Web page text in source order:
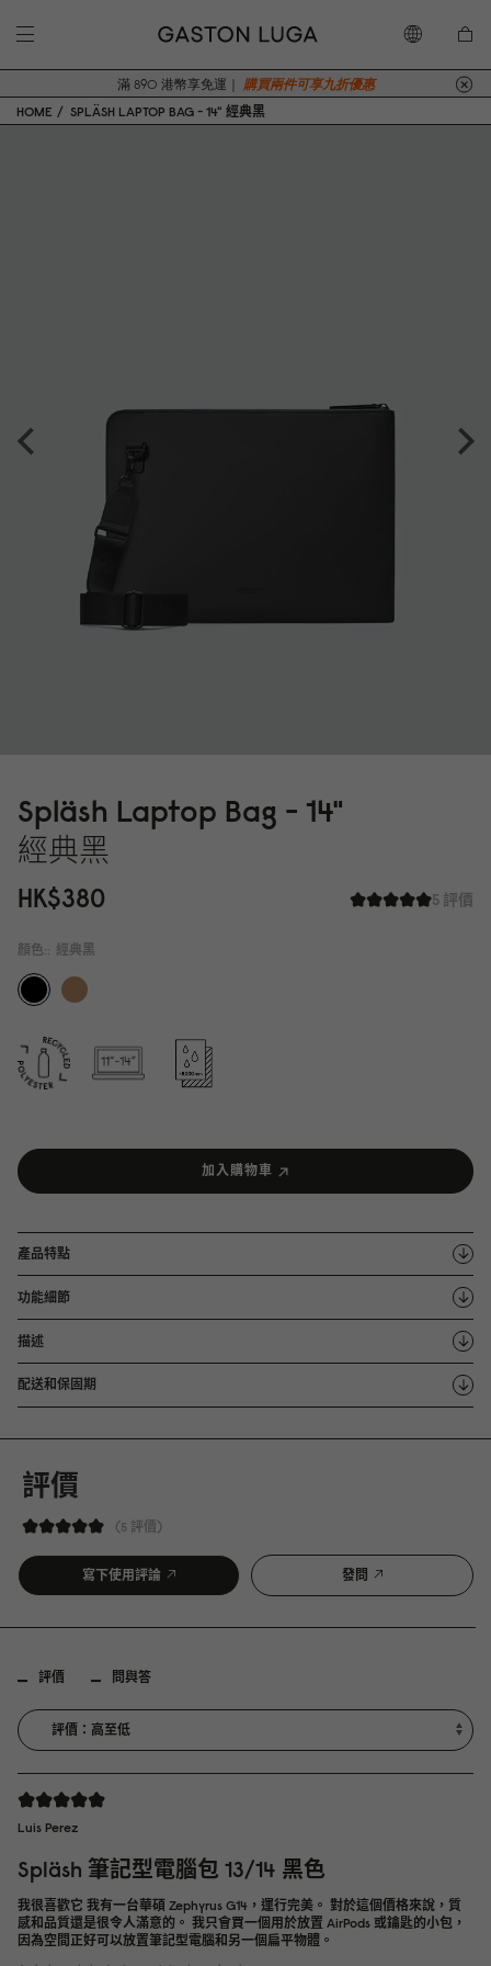
滿 890 港幣享免運｜ 購買兩件可享九折優惠
HOME
SPLÄSH LAPTOP BAG - 14" 經典黑
Spläsh Laptop Bag - 14"
經典黑
5 評價
HK$380
顏色:: 經典黑
加入購物車
產品特點
功能細節
描述
配送和保固期
評價
5 評價
寫下使用評論 發問
評價 問與答
Luis Perez
Spläsh 筆記型電腦包 13/14 黑色
我很喜歡它 我有一台華碩 Zephyrus G14，運行完美。 對於這個價格來說，質
感和品質還是很令人滿意的。 我只會買一個用於放置 AirPods 或鑰匙的小包，
因為空間正好可以放置筆記型電腦和另一個扁平物體。